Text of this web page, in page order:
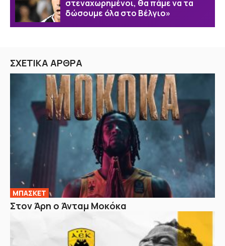
στεναχωρημένοι, θα πάμε να τα
δώσουμε όλα στο Βέλγιο»
ΣΧΕΤΙΚΑ ΑΡΘΡΑ
ΜΠΑΣΚΕΤ
Στον Άρη ο Άνταμ Μοκόκα